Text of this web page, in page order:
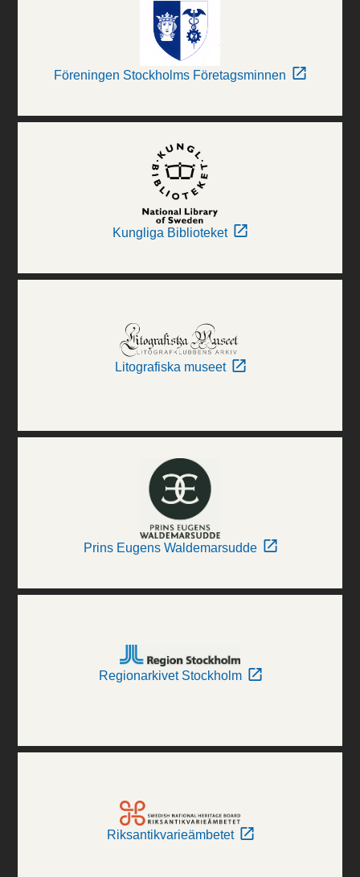
Föreningen Stockholms Företagsminnen
Kungliga Biblioteket
Litografiska museet
Prins Eugens Waldemarsudde
Regionarkivet Stockholm
Riksantikvarieämbetet